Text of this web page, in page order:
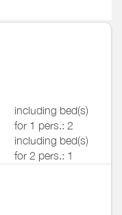
including bed(s)
for 1 pers.: 2
including bed(s)
for 2 pers.: 1